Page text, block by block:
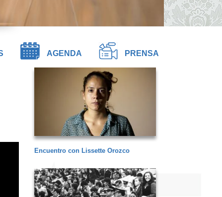
AGENDA PRENSA
Encuentro con Lissette Orozco